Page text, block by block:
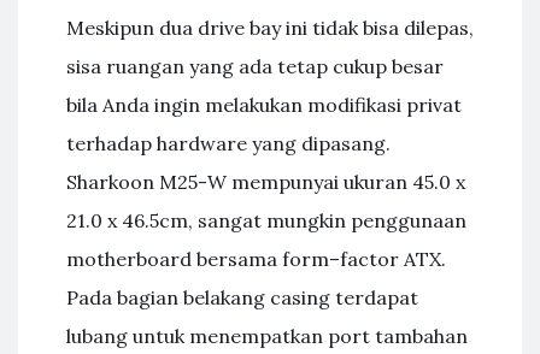
Meskipun dua drive bay ini tidak bisa dilepas,
sisa ruangan yang ada tetap cukup besar
bila Anda ingin melakukan modifikasi privat
terhadap hardware yang dipasang.
Sharkoon M25-W mempunyai ukuran 45.0 x
21.0 x 46.5cm, sangat mungkin penggunaan
motherboard bersama form–factor ATX.
Pada bagian belakang casing terdapat
lubang untuk menempatkan port tambahan